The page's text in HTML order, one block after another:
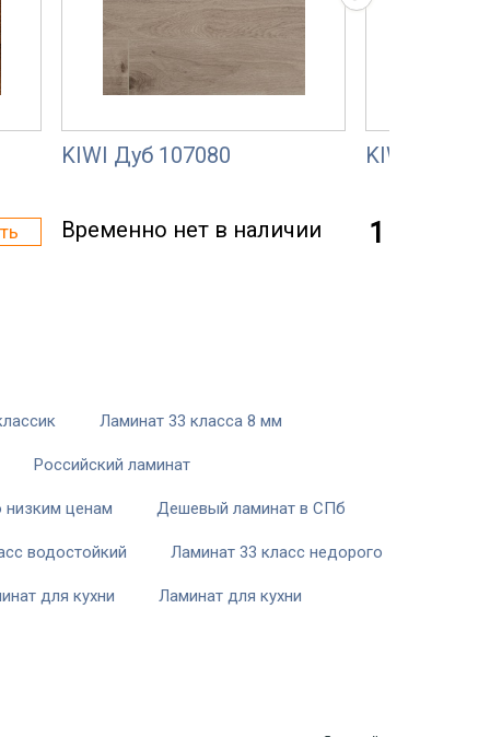
KIWI Дуб 107080
Временно нет в наличии
KIWI Дуб
1 030 р.
Ламинат 33 класса 8 мм
Российский ламинат
низким ценам Дешевый ламинат в СПб
водостойкий Ламинат 33 класс недорого
для кухни Ламинат для кухни